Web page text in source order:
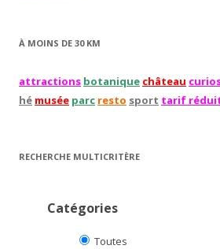
À MOINS DE 30 KM
attractions botanique château
hé musée parc resto sport tarif
RECHERCHE MULTICRITÈRE
Catégories
Toutes